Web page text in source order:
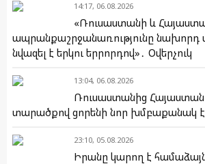
14:17, 06.08.2026
«Ռուսաստանի և
ապրանքաշրջանառությունը
նվազել է երկու երրորդով»․ Օվերչուկ
13:04, 06.08.2026
Ռուսաստանից
տարածքով ցորենի նոր խմբաքանակ է
23:10, 05.08.2026
Իրանը կարող է